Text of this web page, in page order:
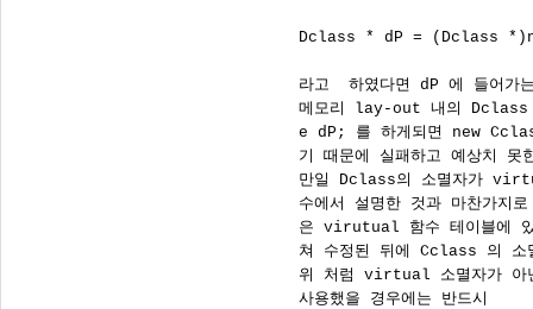
Dclass * dP = (Dclass
라고  하였다면 dP 에 들어가
메모리 lay-out 내의 Dclass
e dP; 를 하게되면 new
기 때문에 실패하고 예상치 못
만일 Dclass의 소멸자가
수에서 설명한 것과 마찬가지
은 virutual 함수 테이블에
쳐 수정된 뒤에 Cclass 의 소
위 처럼 virtual 소멸자가 아
      사용했을 경우에는 반드시